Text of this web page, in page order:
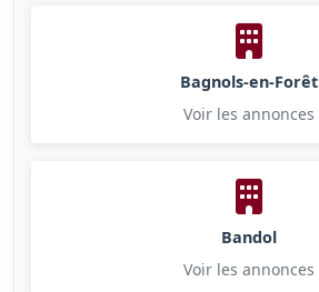
Bagnols-en-Forêt
Voir les annonces
Bandol
Voir les annonces